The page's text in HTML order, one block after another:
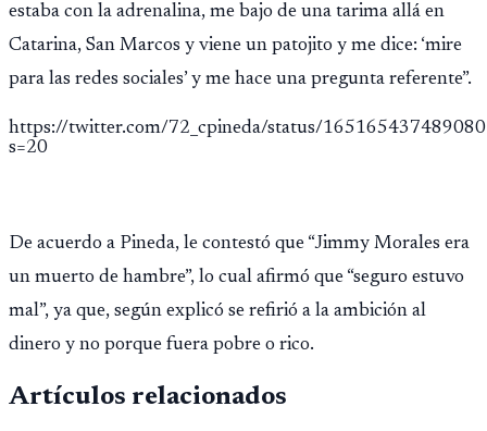
estaba con la adrenalina, me bajo de una tarima allá en
Catarina, San Marcos y viene un patojito y me dice: ‘mire
para las redes sociales’ y me hace una pregunta referente”.
https://twitter.com/72_cpineda/status/
s=20
De acuerdo a Pineda, le contestó que “Jimmy Morales era
un muerto de hambre”, lo cual afirmó que “seguro estuvo
mal”, ya que, según explicó se refirió a la ambición al
dinero y no porque fuera pobre o rico.
Artículos relacionados